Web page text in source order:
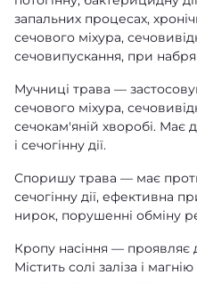
запальних процесах,
сечового міхура,
сечовипускання, при
Мучниці трава —
сечового міхура,
сечокам'яній хворобі. Має
і сечогінну дії.
Споришу трава — має
сечогінну дії, ефективна
нирок, порушенні обміну
Кропу насіння — проявляє
Містить солі заліза і